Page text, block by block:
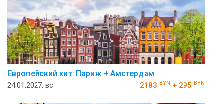
Европейский хит: Париж + Амстердам
24.01.2027, вс 2183 BYN + 295 BYN